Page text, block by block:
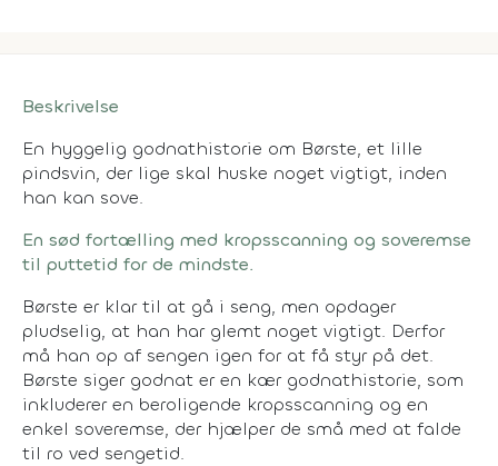
Beskrivelse
En hyggelig godnathistorie om Børste, et lille
pindsvin, der lige skal huske noget vigtigt, inden
han kan sove.
En sød fortælling med kropsscanning og soveremse
til puttetid for de mindste.
Børste er klar til at gå i seng, men opdager
pludselig, at han har glemt noget vigtigt. Derfor
må han op af sengen igen for at få styr på det.
Børste siger godnat er en kær godnathistorie, som
inkluderer en beroligende kropsscanning og en
enkel soveremse, der hjælper de små med at falde
til ro ved sengetid.